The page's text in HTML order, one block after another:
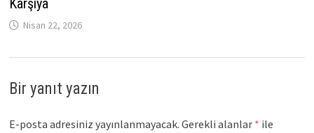
Nisan 22, 2026
Bir yanıt yazın
E-posta adresiniz yayınlanmayacak. Gerekli alanlar * ile